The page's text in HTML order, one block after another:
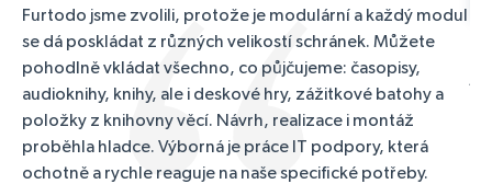
Furtodo jsme zvolili, protože je modulární a každý modul
se dá poskládat z různých velikostí schránek. Můžete
pohodlně vkládat všechno, co půjčujeme: časopisy,
audioknihy, knihy, ale i deskové hry, zážitkové batohy a
položky z knihovny věcí. Návrh, realizace i montáž
proběhla hladce. Výborná je práce IT podpory, která
ochotně a rychle reaguje na naše specifické potřeby.